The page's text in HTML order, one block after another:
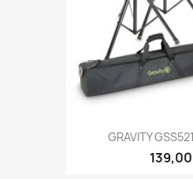
GRAVITY